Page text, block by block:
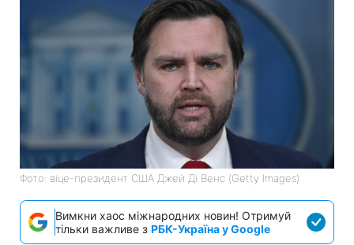
Фото: віце-президент США Джей Ді Венс (Getty Images)
Вимкни хаос міжнародних новин! Отримуй
тільки важливе з РБК-Україна у Google